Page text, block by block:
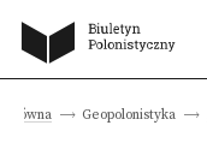
główna Geopolonistyka